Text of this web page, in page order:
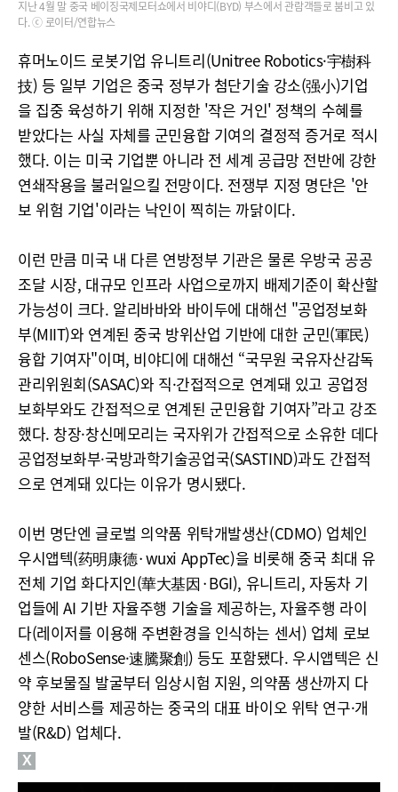
지난 4월 말 중국 베이징국제모터쇼에서 비야디(BYD) 부스에서 관람객들로 붐비고 있
다. ⓒ 로이터/연합뉴스
휴머노이드 로봇기업 유니트리(Unitree Robotics·宇樹科
技) 등 일부 기업은 중국 정부가 첨단기술 강소(强小)기업
을 집중 육성하기 위해 지정한 '작은 거인' 정책의 수혜를
받았다는 사실 자체를 군민융합 기여의 결정적 증거로 적시
했다. 이는 미국 기업뿐 아니라 전 세계 공급망 전반에 강한
연쇄작용을 불러일으킬 전망이다. 전쟁부 지정 명단은 '안
보 위험 기업'이라는 낙인이 찍히는 까닭이다.
이런 만큼 미국 내 다른 연방정부 기관은 물론 우방국 공공
조달 시장, 대규모 인프라 사업으로까지 배제기준이 확산할
가능성이 크다. 알리바바와 바이두에 대해선 "공업정보화
부(MIIT)와 연계된 중국 방위산업 기반에 대한 군민(軍民)
융합 기여자"이며, 비야디에 대해선 “국무원 국유자산감독
관리위원회(SASAC)와 직·간접적으로 연계돼 있고 공업정
보화부와도 간접적으로 연계된 군민융합 기여자”라고 강조
했다. 창장·창신메모리는 국자위가 간접적으로 소유한 데다
공업정보화부·국방과학기술공업국(SASTIND)과도 간접적
으로 연계돼 있다는 이유가 명시됐다.
이번 명단엔 글로벌 의약품 위탁개발생산(CDMO) 업체인
우시앱텍(药明康德·wuxi AppTec)을 비롯해 중국 최대 유
전체 기업 화다지인(華大基因·BGI), 유니트리, 자동차 기
업들에 AI 기반 자율주행 기술을 제공하는, 자율주행 라이
다(레이저를 이용해 주변환경을 인식하는 센서) 업체 로보
센스(RoboSense·速騰聚創) 등도 포함됐다. 우시앱텍은 신
약 후보물질 발굴부터 임상시험 지원, 의약품 생산까지 다
양한 서비스를 제공하는 중국의 대표 바이오 위탁 연구·개
발(R&D) 업체다.
X